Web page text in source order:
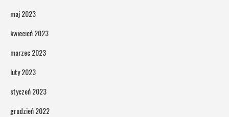
maj 2023
kwiecień 2023
marzec 2023
luty 2023
styczeń 2023
grudzień 2022